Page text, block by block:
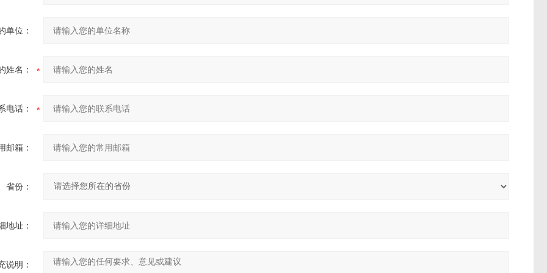
单位：
姓名：
电话：
邮箱：
省份：
地址：
说明：